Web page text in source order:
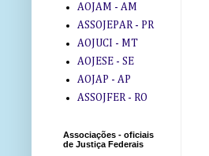
AOJAM - AM
ASSOJEPAR - PR
AOJUCI - MT
AOJESE - SE
AOJAP - AP
ASSOJFER - RO
Associações - oficiais
de Justiça Federais